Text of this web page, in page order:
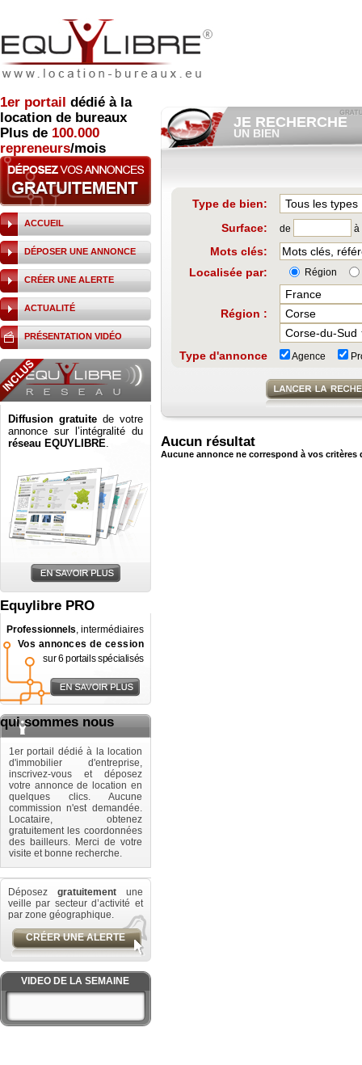
1er portail dédié à la
location de bureaux
Plus de 100.000
repreneurs/mois
ACCUEIL
DÉPOSER UNE ANNONCE
CRÉER UNE ALERTE
ACTUALITÉ
PRÉSENTATION VIDÉO
Diffusion gratuite de votre
annonce sur l’intégralité du
réseau EQUYLIBRE.
Equylibre PRO
Professionnels, intermédiaires
Vos annonces de cession
sur 6 portails spécialisés
qui sommes nous
1er portail dédié à la location
d'immobilier d'entreprise,
inscrivez-vous et déposez
votre annonce de location en
quelques clics. Aucune
commission n'est demandée.
Locataire, obtenez
gratuitement les coordonnées
des bailleurs. Merci de votre
visite et bonne recherche.
Déposez gratuitement une
veille par secteur d’activité et
par zone géographique.
CRÉER UNE ALERTE
VIDEO DE LA SEMAINE
JE RECHERCHE
UN BIEN
Consulter gratuitementles
RECHERCHER UNE
ANNONCE
Type de bien:
Surface:
de à
Mots clés:
Localisée par:
Région
Région :
Type d'annonce Agence
Aucun résultat
Aucune annonce ne correspond à vos critères